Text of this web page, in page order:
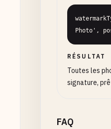
Photo',
RÉSULTAT
Toutes les
signature,
FAQ